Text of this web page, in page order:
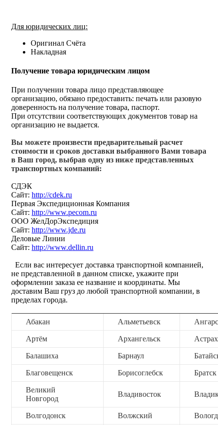
Для юридических лиц:
Оригинал Счёта
Накладная
Получение товара юридическим лицом
При получении товара лицо представляющее
организацию, обязано предоставить: печать или разовую
доверенность на получение товара, паспорт.
При отсутствии соответствующих документов товар на
организацию не выдается.
Вы можете произвести предварительный расчет
стоимости и сроков доставки выбранного Вами товара
в Ваш город, выбрав одну из ниже представленных
транспортных компаний:
СДЭК
Сайт: http://cdek.ru
Первая Экспедиционная Компания
Сайт: http://www.pecom.ru
ООО ЖелДорЭкспедиция
Сайт: http://www.jde.ru
Деловые Линии
Сайт: http://www.dellin.ru
Если вас интересует доставка транспортной компанией,
не представленной в данном списке, укажите при
оформлении заказа ее название и координаты. Мы
доставим Ваш груз до любой транспортной компании, в
пределах города.
Абакан Альметьевск
Артём Архангельск
Балашиха Барнаул
Благовещенск Борисоглебск Братск
Великий
Новгород
Владивосток
Волгодонск Волжский